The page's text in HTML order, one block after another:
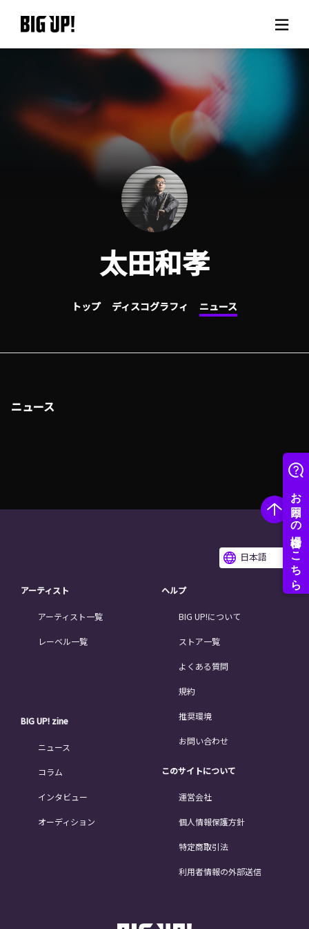
BIG UP!について
ニュース
料金プラン
サポート
ご利用の流れ
よくある質問
太田和孝
トップ ディスコグラフィ ニュース
ニュース
日本語
アーティスト
アーティスト一覧
レーベル一覧
BIG UP! zine
ニュース
コラム
インタビュー
オーディション
ヘルプ
BIG UP!について
ストア一覧
よくある質問
規約
推奨環境
お問い合わせ
このサイトについて
運営会社
個人情報保護方針
特定商取引法
利用者情報の外部送信